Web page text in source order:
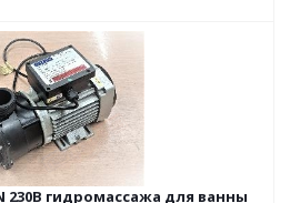
230В гидромассажа для ванны